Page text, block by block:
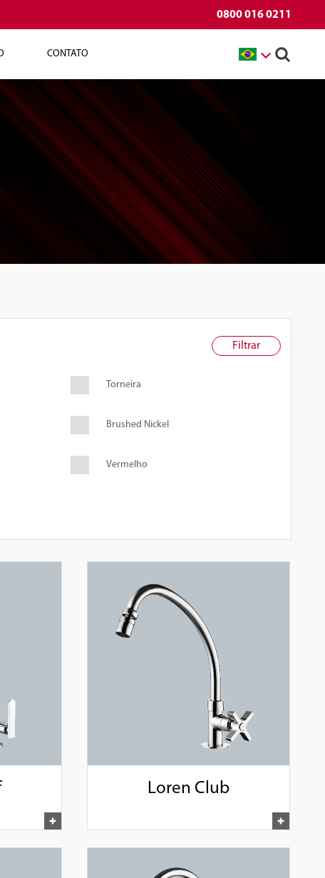
0800 016 0211
CONTATO
Torneira
Brushed Nickel
Vermelho
Loren Club